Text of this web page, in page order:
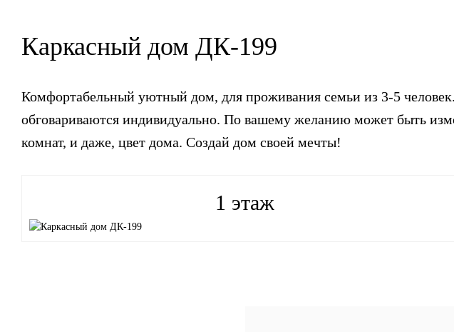
Каркасный дом ДК-199
Комфортабельный уютный дом, для проживания семьи из 3-5
обговариваются индивидуально. По вашему желанию может быть
комнат, и даже, цвет дома. Создай дом своей мечты!
1 этаж